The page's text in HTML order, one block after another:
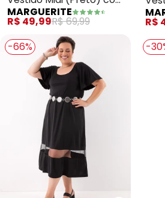
Franzidos Plus Size
MARGUERITE
R$ 49,99R$ 69,99 R$
-66%
-